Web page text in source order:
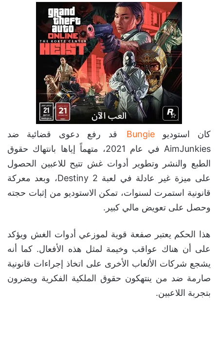
كان استوديو Bungie
قد رفع دعوى قضائية ضد
AimJunkies في عام 2021، متهماً إياها بانتهاك حقوق
الطبع والنشر وتطوير أدوات غش تتيح للاعبين الحصول
على ميزة غير عادلة في لعبة Destiny 2، وبعد معركة
قانونية استمرت لسنوات، تمكن الاستوديو من إثبات حجته
وحصل على تعويض مالي كبير.
هذا الحكم يعتبر صفعة قوية لموزعي أدوات الغش ويؤكد
على أن هناك عواقب وخيمة لمثل هذه الأفعال. كما أنه
يشجع شركات الألعاب الأخرى على اتخاذ إجراءات قانونية
صارمة ضد من ينتهكون حقوق الملكية الفكرية ويضرون
بتجربة اللاعبين.